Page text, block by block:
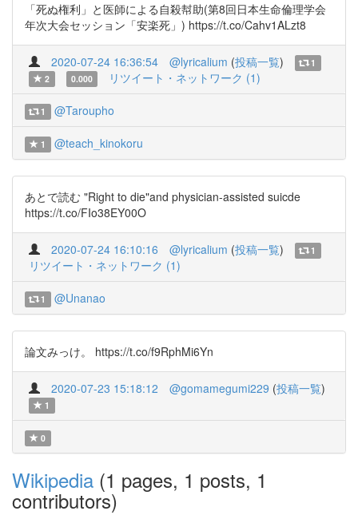
「死ぬ権利」と医師による自殺幇助(第8回日本生命倫理学会
年次大会セッション「安楽死」) https://t.co/Cahv1ALzt8
2020-07-24 16:36:54 @lyricalium (投稿一覧)
1
2
0.000 リツイート・ネットワーク (1)
1 @Taroupho
1 @teach_kinokoru
あとで読む "Right to die"and physician-assisted suicde
https://t.co/FIo38EY00O
2020-07-24 16:10:16 @lyricalium (投稿一覧) 1
リツイート・ネットワーク (1)
1 @Unanao
論文みっけ。 https://t.co/f9RphMi6Yn
2020-07-23 15:18:12 @gomamegumi229 (投稿一覧)
1
0
Wikipedia (1 pages, 1 posts, 1
contributors)